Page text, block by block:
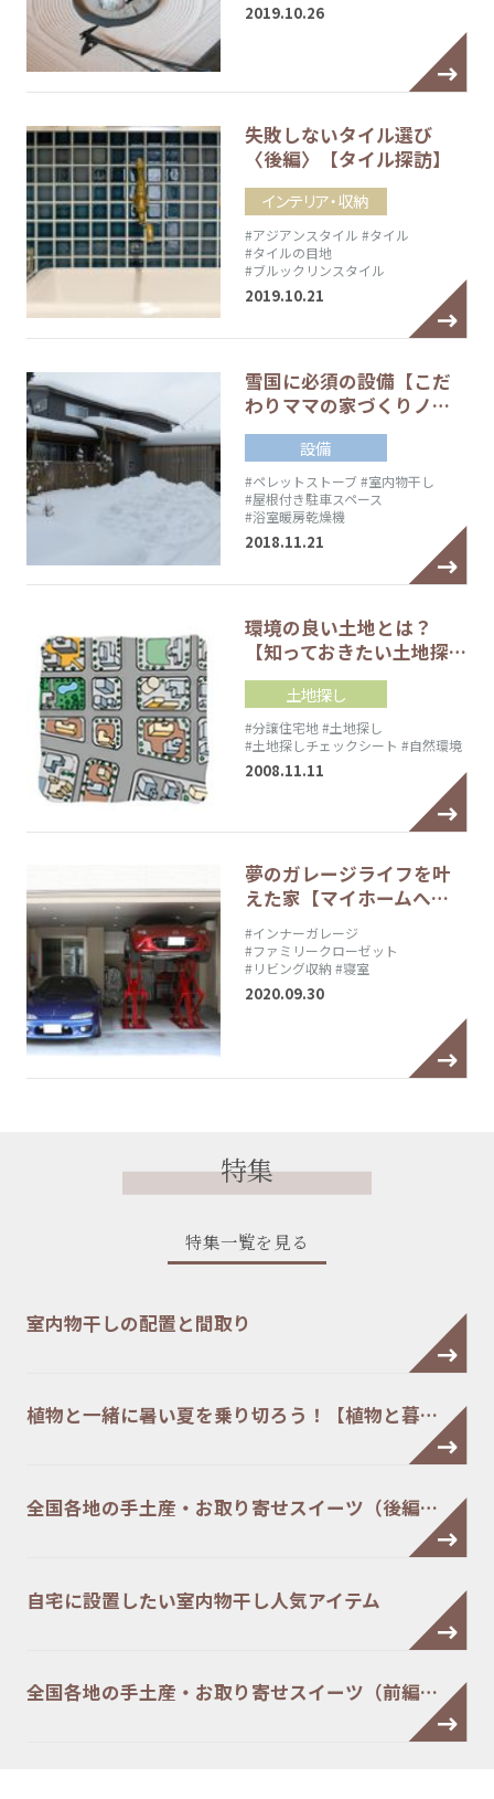
2019.10.26
失敗しないタイル選び
〈後編〉【タイル探訪】
インテリア・収納
#アジアンスタイル #タイル
#タイルの目地
#ブルックリンスタイル
2019.10.21
雪国に必須の設備【こだ
わりママの家づくりノ…
設備
#ペレットストーブ#室内物干し
#屋根付き駐車スペース
#浴室暖房乾燥機
2018.11.21
環境の良い土地とは？
【知っておきたい土地探…
土地探し
#分譲住宅地#土地探し
#土地探しチェックシート #自然環境
2008.11.11
夢のガレージライフを叶
えた家【マイホームへ…
#インナーガレージ
#ファミリークローゼット
#リビング収納 #寝室
2020.09.30
特集
特集一覧を見る
室内物干しの配置と間取り
植物と一緒に暑い夏を乗り切ろう！【植物と暮…
全国各地の手土産・お取り寄せスイーツ（後編…
自宅に設置したい室内物干し人気アイテム
全国各地の手土産・お取り寄せスイーツ（前編…